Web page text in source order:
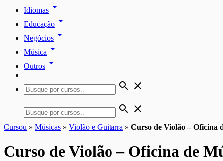
Idiomas arrow_drop_down
Educação arrow_drop_down
Negócios arrow_drop_down
Música arrow_drop_down
Outros arrow_drop_down
search close
search close
Cursou » Músicas » Violão e Guitarra » Curso de Violão – Oficina
Curso de Violão – Oficina de